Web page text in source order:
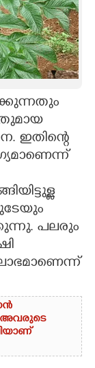
ഇതിന്റെ
പലരും
അവരുടെ